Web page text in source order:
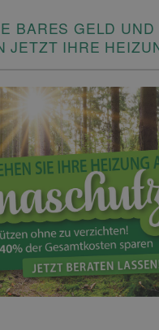
BARES GELD UND
JETZT IHRE